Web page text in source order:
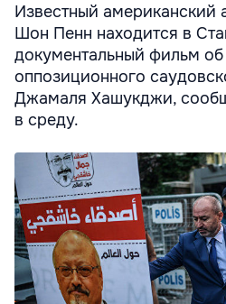
Известный американский
Шон Пенн находится в
документальный фильм об
оппозиционного
Джамаля Хашукджи,
в среду.